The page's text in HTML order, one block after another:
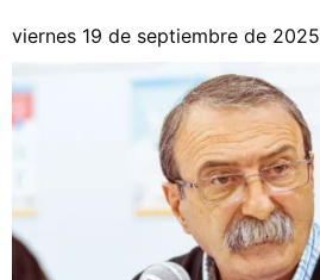
viernes 19 de septiembre de 2025